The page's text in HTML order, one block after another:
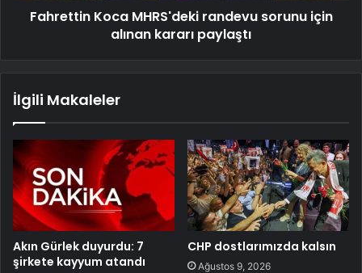
Fahrettin Koca MHRS'deki randevu sorunu için
alınan kararı paylaştı
İlgili Makaleler
Akın Gürlek duyurdu: 7
şirkete kayyum atandı
CHP dostlarımızda kalsın
Ağustos 9, 2026